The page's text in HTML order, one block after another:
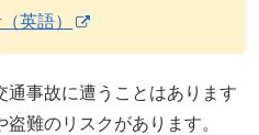
英語）
通事故に遭うことはあります
難のリスクがあります。